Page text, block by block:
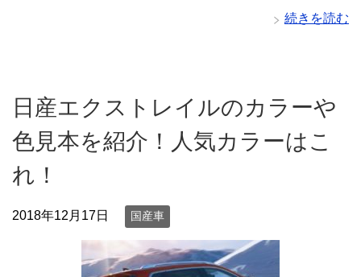
続きを読む
日産エクストレイルのカラーや
色見本を紹介！人気カラーはこ
れ！
2018年12月17日 国産車